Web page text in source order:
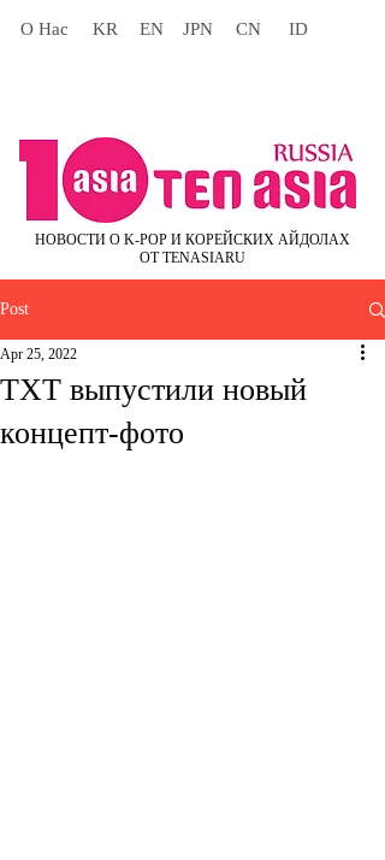
О Нас KR EN JPN CN ID
НОВОСТИ О K-POP И КОРЕЙСКИХ АЙДОЛАХ
ОТ TENASIARU
Post
TXT выпустили новый
концепт-фото
Apr 25, 2022